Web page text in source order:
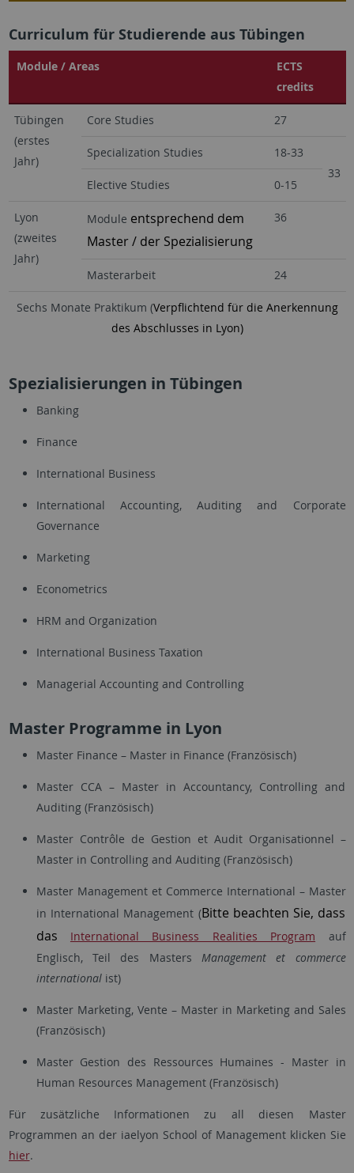
Curriculum für Studierende aus Tübingen
Module / Areas
ECTS
credits
Tübingen
(erstes
Jahr)
Core Studies 27
Specialization Studies
18-33
33
Elective Studies 0-15
Lyon
(zweites
Jahr)
Module entsprechend dem
Master / der Spezialisierung
36
Masterarbeit 24
Sechs Monate Praktikum (Verpflichtend für die Anerkennung
des Abschlusses in Lyon)
Spezialisierungen in Tübingen
Banking
Finance
International Business
International Accounting, Auditing and Corporate
Governance
Marketing
Econometrics
HRM and Organization
International Business Taxation
Managerial Accounting and Controlling
Master Programme in Lyon
Master Finance – Master in Finance (Französisch)
Master CCA – Master in Accountancy, Controlling and
Auditing (Französisch)
Master Contrôle de Gestion et Audit Organisationnel –
Master in Controlling and Auditing (Französisch)
Master Management et Commerce International – Master
in International Management (Bitte beachten Sie, dass
das
International Business Realities Program auf
Englisch, Teil des Masters Management et commerce
internationalist)
Master Marketing, Vente – Master in Marketing and Sales
(Französisch)
Master Gestion des Ressources Humaines - Master in
Human Resources Management (Französisch)
Für zusätzliche Informationen zu all diesen Master
Programmen an der iaelyon School of Management klicken Sie
hier.